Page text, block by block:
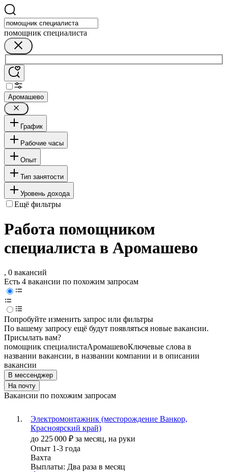
помощник специалиста
Аромашево
График
Рабочие часы
Опыт
Тип занятости
Уровень дохода
Ещё фильтры
Работа помощником
специалиста в Аромашево
, 0 вакансий
Есть 4 вакансии по похожим запросам
Попробуйте изменить запрос или фильтры
По вашему запросу ещё будут появляться новые вакансии.
Присылать вам?
помощник специалистаАромашевоКлючевые слова в
названии вакансии, в названии компании и в описании
вакансии
В мессенджер
На почту
Вакансии по похожим запросам
Электромонтажник (месторождение Ванкор,
Красноярский край)
до 225 000 ₽ за месяц, на руки
Опыт 1-3 года
Вахта
Выплаты: Два раза в месяц